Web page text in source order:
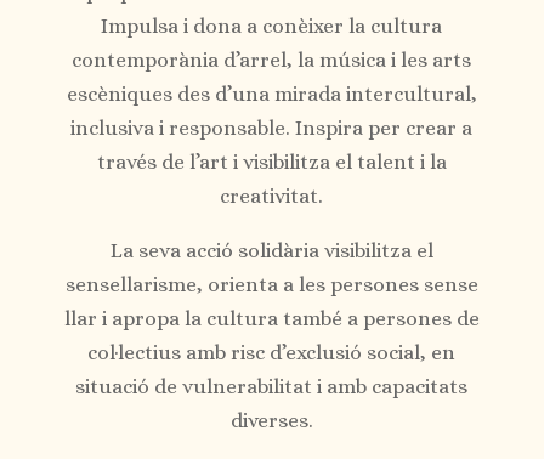
Impulsa i dona a conèixer la cultura
contemporània d’arrel, la música i les arts
escèniques des d’una mirada intercultural,
inclusiva i responsable. Inspira per crear a
través de l’art i visibilitza el talent i la
creativitat.
La seva acció solidària visibilitza el
sensellarisme, orienta a les persones sense
llar i apropa la cultura també a persones de
col·lectius amb risc d’exclusió social, en
situació de vulnerabilitat i amb capacitats
diverses.